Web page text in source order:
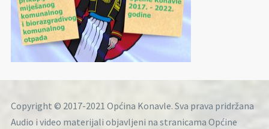
Copyright © 2017-2021 Općina Konavle. Sva prava pridržana
Audio i video materijali objavljeni na stranicama Općine